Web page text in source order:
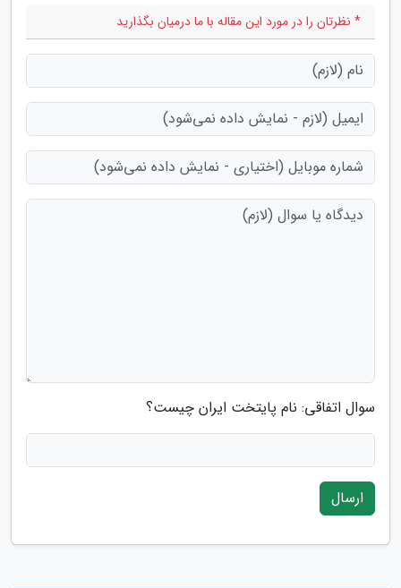
* نظرتان را در مورد این مقاله با ما درمیان بگذارید
سوال اتفاقی: نام پایتخت ایران چیست؟
ارسال